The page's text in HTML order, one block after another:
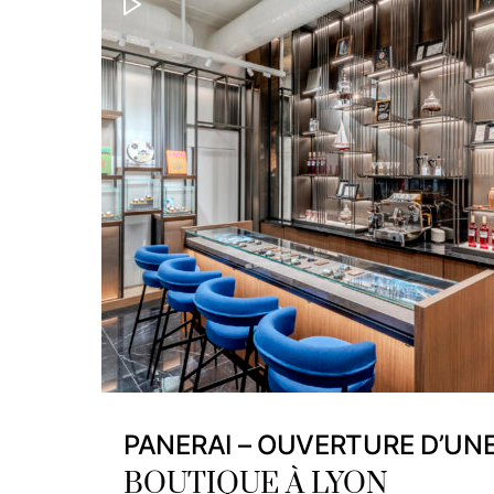
PANERAI – OUVERTURE
BOUTIQUE À LYON